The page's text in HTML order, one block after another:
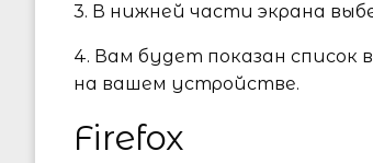
3. В нижней части экрана
4. Вам будет показан список
на вашем устройстве.
Firefox